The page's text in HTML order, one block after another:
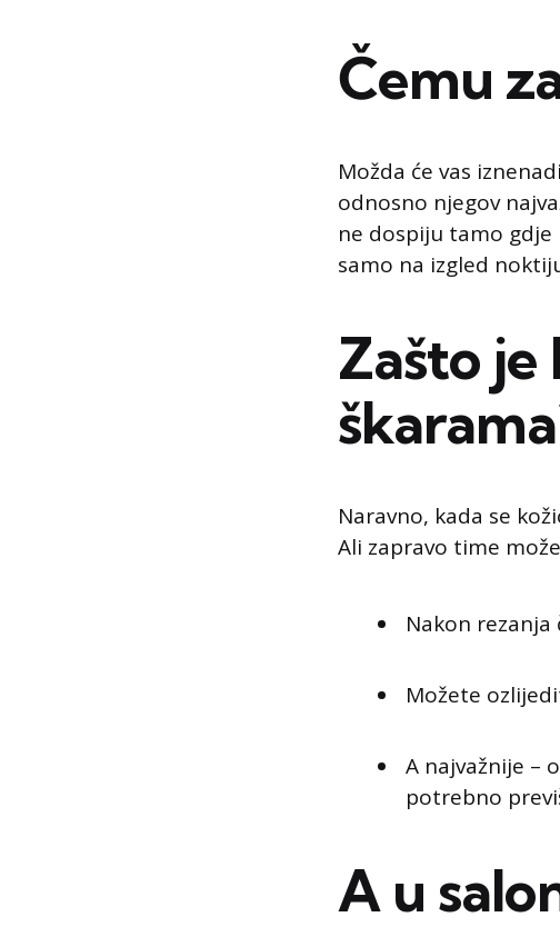
Čemu
Možda će vas
odnosno njegov
ne dospiju tamo
samo na izgled
Zašto je
Naravno, kada se
Ali zapravo time
Nakon
Možete
A najvažnije –
potrebno
A u